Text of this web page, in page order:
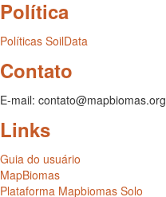
Política
Políticas SoilData
Contato
E-mail: contato@mapbiomas.org
Links
Guia do usuário
MapBiomas
Plataforma Mapbiomas Solo